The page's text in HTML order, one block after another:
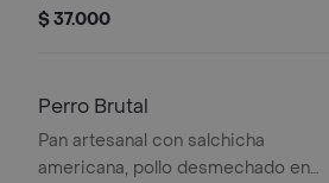
llanera, cebolla asada, queso
animal. gringo de corazón, llanero de
pa' rato!
$ 37.000
Perro Brutal
Pan artesanal con salchicha
americana, pollo desmechado en